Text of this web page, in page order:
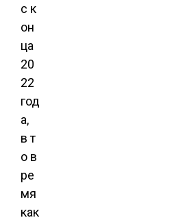
с к
он
ца
20
22
год
а,
в т
о в
ре
мя
как